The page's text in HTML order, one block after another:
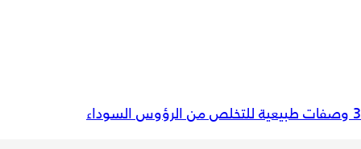
3 وصفات طبيعية للتخلص من الرؤوس السوداء